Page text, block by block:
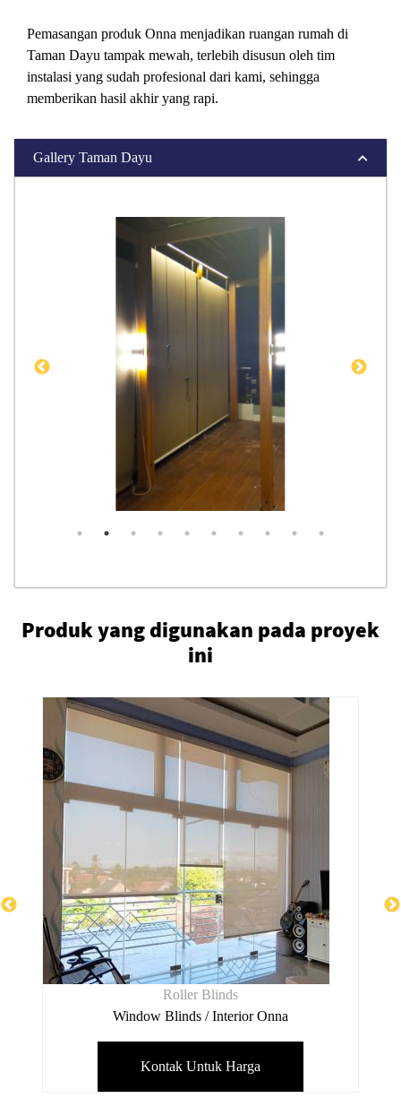
Pemasangan produk Onna menjadikan ruangan rumah di
Taman Dayu tampak mewah, terlebih disusun oleh tim
instalasi yang sudah profesional dari kami, sehingga
memberikan hasil akhir yang rapi.
Gallery Taman Dayu
Produk yang digunakan pada proyek
ini
Wooden Blinds
Window Blinds / Interior Onna
Kontak Untuk Harga